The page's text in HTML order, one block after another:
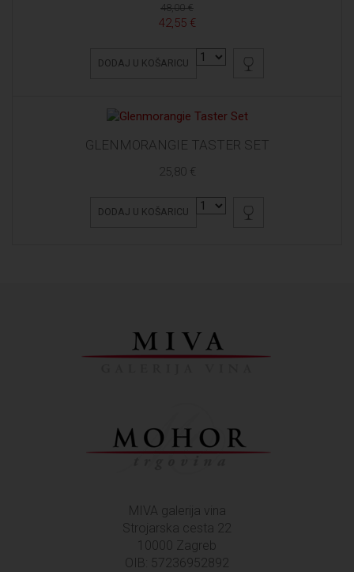
48,00 €
42,55 €
DODAJ U KOŠARICU
GLENMORANGIE TASTER SET
25,80 €
DODAJ U KOŠARICU
MIVA galerija vina
Strojarska cesta 22
10000 Zagreb
OIB: 57236952892